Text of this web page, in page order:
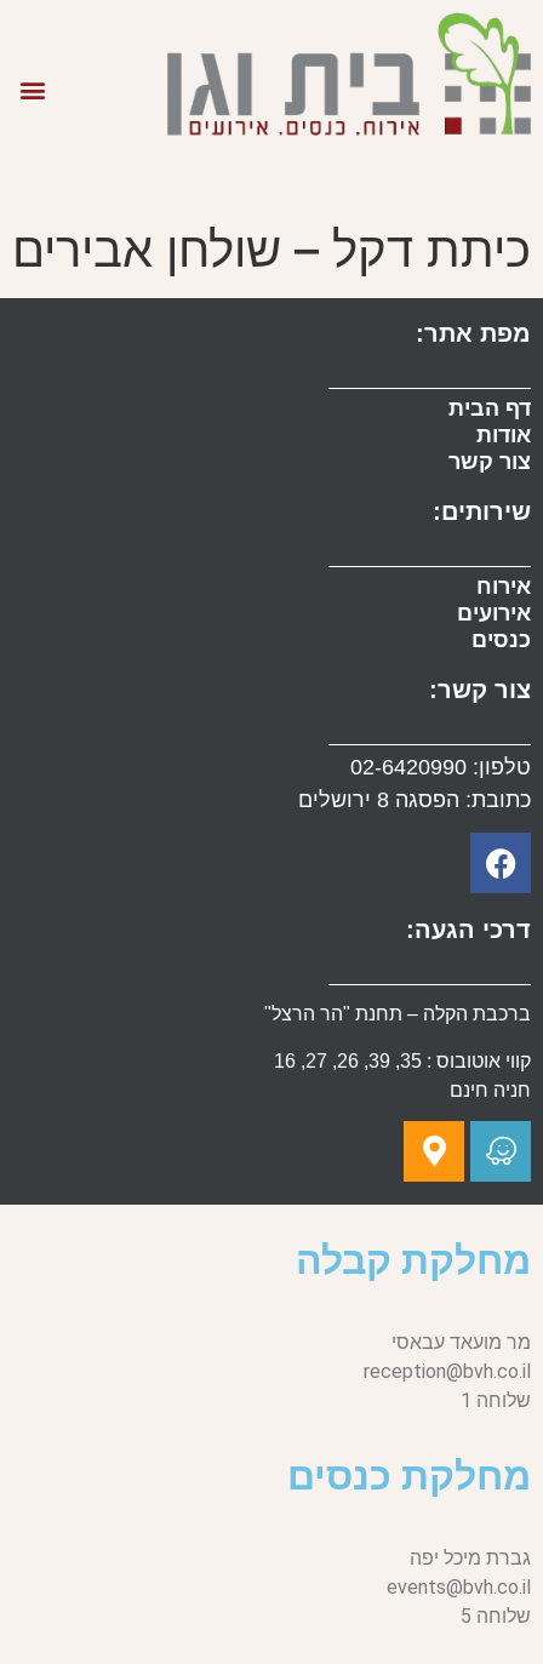
כיתת דקל – שולחן אבירים
מפת אתר:
דף הבית
אודות
צור קשר
שירותים:
אירוח
אירועים
כנסים
צור קשר:
טלפון: 02-6420990
כתובת: הפסגה 8 ירושלים
דרכי הגעה:
ברכבת הקלה – תחנת "הר הרצל"
קווי אוטובוס : 35, 39, 26, 27, 16
חניה חינם
מחלקת קבלה
מר מועאד עבאסי
reception@bvh.co.il
שלוחה 1
מחלקת כנסים
גברת מיכל יפה
events@bvh.co.il
שלוחה 5